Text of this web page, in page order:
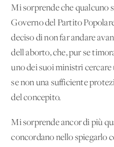
Mi sorprende che qualcuno
Governo del Partito
deciso di non far andare
dell'aborto, che, pur se
uno dei suoi ministri
se non una sufficiente
del concepito.
Mi sorprende ancor di più
concordano nello spiegarlo